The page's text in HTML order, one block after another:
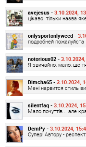
avejesus - 3.10.2024,
цікаво. тільки назва
onlysportonlyweed -
подробней пожалуйста
notorious02 -
Я звичайно, мало, що
Dimcha65 - 3.10.2024,
Мені нарвится стиль
silentfaq - 3.10.2024,
Мало почуттів .. але
DemPy - 3.10.2024,
Супер! Автору -